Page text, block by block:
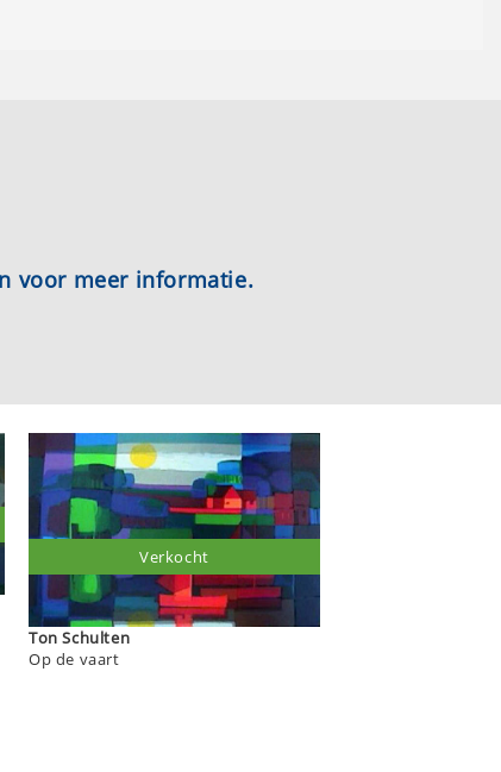
voor meer informatie.
Ton Schulten
Op de vaart
Verkocht